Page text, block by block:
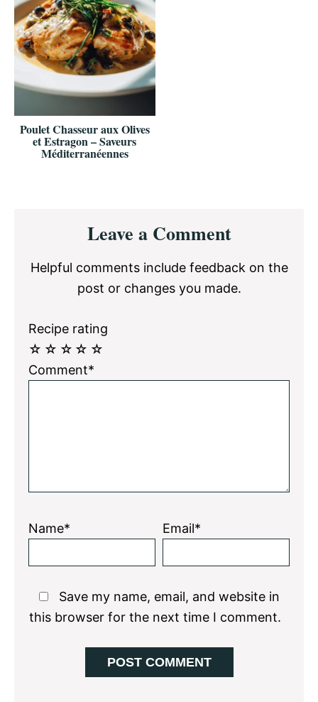
Poulet Chasseur aux Olives
et Estragon – Saveurs
Méditerranéennes
InteractionsLeave a Comment
Helpful comments include feedback on the
post or changes you made.
Recipe rating
☆
☆
☆
☆
☆
Comment*
Name* Email*
Save my name, email, and website in
this browser for the next time I comment.